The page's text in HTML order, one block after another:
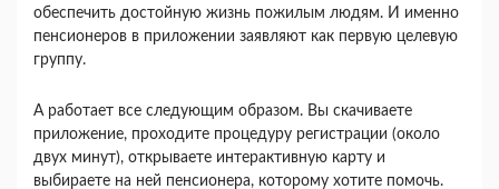
обеспечить достойную жизнь пожилым людям. И именно
пенсионеров в приложении заявляют как первую целевую
группу.
А работает все следующим образом. Вы скачиваете
приложение, проходите процедуру регистрации (около
двух минут), открываете интерактивную карту и
выбираете на ней пенсионера, которому хотите помочь.